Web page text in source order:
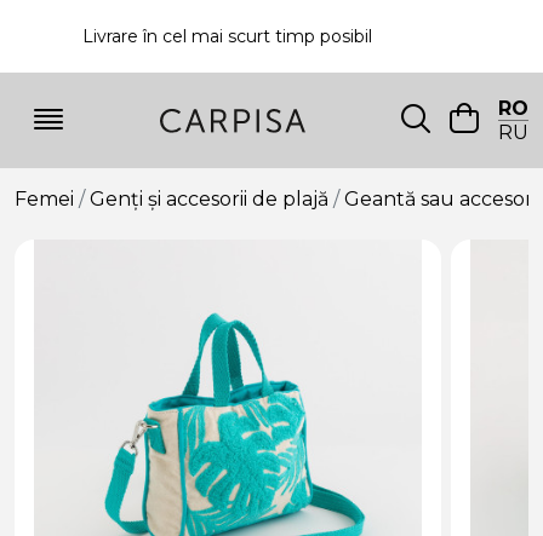
Livrare în cel mai scurt timp posibil
RO
RU
Femei Genți și accesorii de plajă Geantă sau